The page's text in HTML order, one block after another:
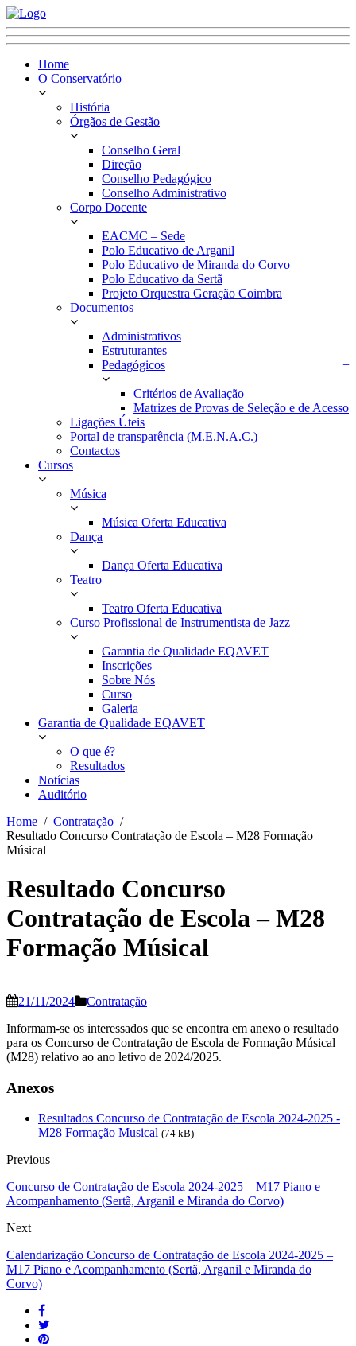
Home
O Conservatório
História
Órgãos de Gestão
Conselho Geral
Direção
Conselho Pedagógico
Conselho Administrativo
Corpo Docente
EACMC – Sede
Polo Educativo de Arganil
Polo Educativo de Miranda do Corvo
Polo Educativo da Sertã
Projeto Orquestra Geração Coimbra
Documentos
Administrativos
Estruturantes
Pedagógicos
+
Critérios de Avaliação
Matrizes de Provas de Seleção e de Acesso
Ligações Úteis
Portal de transparência (M.E.N.A.C.)
Contactos
Cursos
Música
Música Oferta Educativa
Dança
Dança Oferta Educativa
Teatro
Teatro Oferta Educativa
Curso Profissional de Instrumentista de Jazz
Garantia de Qualidade EQAVET
Inscrições
Sobre Nós
Curso
Galeria
Garantia de Qualidade EQAVET
O que é?
Resultados
Notícias
Auditório
Home
Contratação
Resultado Concurso Contratação de Escola – M28 Formação
Músical
Resultado Concurso
Contratação de Escola – M28
Formação Músical
21/11/2024
Contratação
Informam-se os interessados que se encontra em anexo o resultado
para os Concurso de Contratação de Escola de Formação Músical
(M28) relativo ao ano letivo de 2024/2025.
Anexos
Resultados Concurso de Contratação de Escola 2024-2025 -
M28 Formação Musical (74 kB)
Previous
Concurso de Contratação de Escola 2024-2025 – M17 Piano e
Acompanhamento (Sertã, Arganil e Miranda do Corvo)
Next
Calendarização Concurso de Contratação de Escola 2024-2025 –
M17 Piano e Acompanhamento (Sertã, Arganil e Miranda do
Corvo)